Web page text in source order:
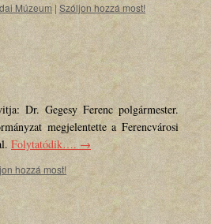
Múzeum | Szóljon hozzá most!
Dr. Gegesy Ferenc polgármester.
megjelentette a Ferencvárosi
Folytatódik…. →
hozzá most!